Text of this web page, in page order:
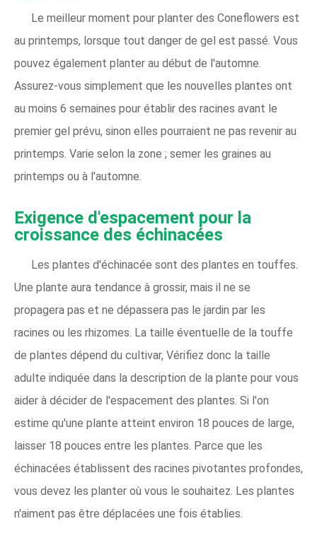
Le meilleur moment pour planter des Coneflowers est
au printemps, lorsque tout danger de gel est passé. Vous
pouvez également planter au début de l'automne.
Assurez-vous simplement que les nouvelles plantes ont
au moins 6 semaines pour établir des racines avant le
premier gel prévu, sinon elles pourraient ne pas revenir au
printemps. Varie selon la zone ; semer les graines au
printemps ou à l'automne.
Exigence d'espacement pour la
croissance des échinacées
Les plantes d'échinacée sont des plantes en touffes.
Une plante aura tendance à grossir, mais il ne se
propagera pas et ne dépassera pas le jardin par les
racines ou les rhizomes. La taille éventuelle de la touffe
de plantes dépend du cultivar, Vérifiez donc la taille
adulte indiquée dans la description de la plante pour vous
aider à décider de l'espacement des plantes. Si l'on
estime qu'une plante atteint environ 18 pouces de large,
laisser 18 pouces entre les plantes. Parce que les
échinacées établissent des racines pivotantes profondes,
vous devez les planter où vous le souhaitez. Les plantes
n'aiment pas être déplacées une fois établies.